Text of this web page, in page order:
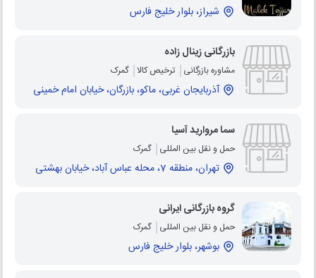
شیراز، بلوار خلیج فارس
بازرگانی زینال زاده
مشاوره بازرگانی ترخیص کالا گمرک
آذربایجان غربی، ماکو، بازرگان، خیابان امام خمینی
سما مروارید آسیا
حمل و نقل بین المللی گمرک
تهران، منطقه 7، محله عباس آباد، خیابان بهشتی
گروه بازرگانی ایرانی
حمل و نقل بین المللی گمرک
بوشهر، بلوار خلیج فارس